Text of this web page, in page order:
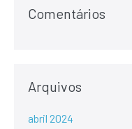
Comentários
Arquivos
abril 2024